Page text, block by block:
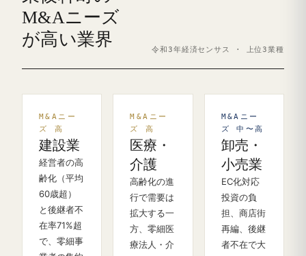
M&Aニーズ
が高い業界
令和3年経済センサス · 上位3業種
M&Aニー
ズ 高
建設業
経営者の高
齢化（平均
60歳超）
と後継者不
在率71%超
で、零細事
M&Aニー
ズ 高
医療・
介護
高齢化の進
行で需要は
拡大する一
方、零細医
療法人・介
M&Aニー
ズ 中〜高
卸売・
小売業
EC化対応
投資の負
担、商店街
再編、後継
者不在で大